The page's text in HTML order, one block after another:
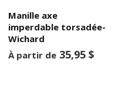
Manille axe
imperdable torsadée-
Wichard
À partir de 35,95 $